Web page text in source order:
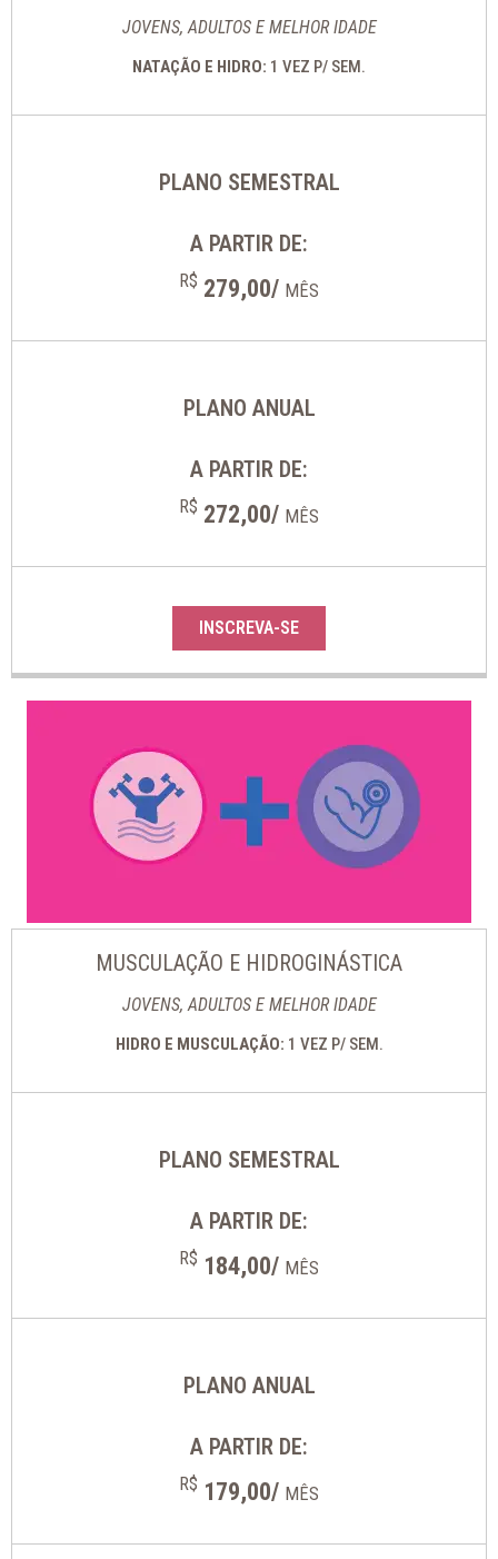
JOVENS, ADULTOS E MELHOR IDADE
NATAÇÃO E HIDRO: 1 VEZ P/ SEM.
PLANO SEMESTRAL
A PARTIR DE:
R$ 279,00/ MÊS
PLANO ANUAL
A PARTIR DE:
R$ 272,00/ MÊS
INSCREVA-SE
MUSCULAÇÃO E HIDROGINÁSTICA
JOVENS, ADULTOS E MELHOR IDADE
HIDRO E MUSCULAÇÃO: 1 VEZ P/ SEM.
PLANO SEMESTRAL
A PARTIR DE:
R$ 184,00/ MÊS
PLANO ANUAL
A PARTIR DE:
R$ 179,00/ MÊS